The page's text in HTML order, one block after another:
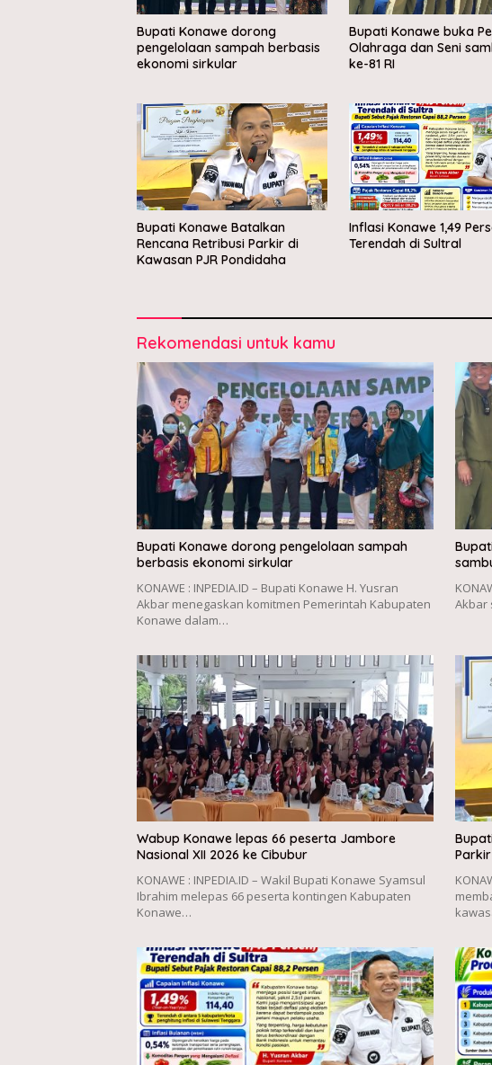
Bupati Konawe dorong
pengelolaan sampah berbasis
ekonomi sirkular
Bupati Konawe buka
Olahraga dan Seni
ke-81 RI
Bupati Konawe Batalkan
Rencana Retribusi Parkir di
Kawasan PJR Pondidaha
Inflasi Konawe 1,49
Terendah di Sultral
Rekomendasi untuk kamu
Bupati Konawe dorong pengelolaan sampah
berbasis ekonomi sirkular
KONAWE : INPEDIA.ID – Bupati Konawe H. Yusran
Akbar menegaskan komitmen Pemerintah Kabupaten
Konawe dalam…
Akbar
Wabup Konawe lepas 66 peserta Jambore
Nasional XII 2026 ke Cibubur
KONAWE : INPEDIA.ID – Wakil Bupati Konawe Syamsul
Ibrahim melepas 66 peserta kontingen Kabupaten
Konawe…